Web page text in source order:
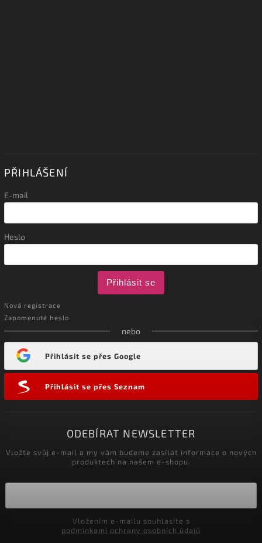
PŘIHLÁŠENÍ
E-mail
Heslo
Přihlásit se
Nová registrace
Zapomenuté heslo
nebo
Přihlásit se přes Google
Přihlásit se přes Seznam
ODEBÍRAT NEWSLETTER
Vložte svůj e-mail a my vám budeme zasílat informace o nových
produktech na našem e-shopu.
podmínkami ochrany osobních údajů